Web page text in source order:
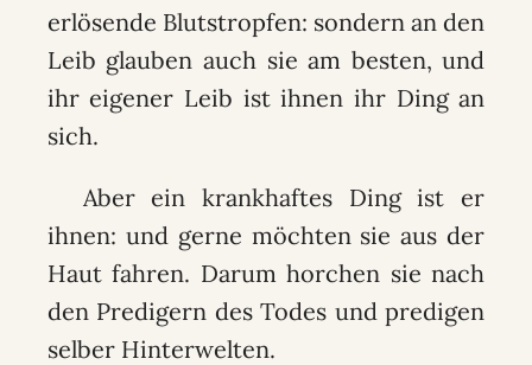
erlösende Blutstropfen: sondern an den
Leib glauben auch sie am besten, und
ihr eigener Leib ist ihnen ihr Ding an
sich.
Aber ein krankhaftes Ding ist er
ihnen: und gerne möchten sie aus der
Haut fahren. Darum horchen sie nach
den Predigern des Todes und predigen
selber Hinterwelten.